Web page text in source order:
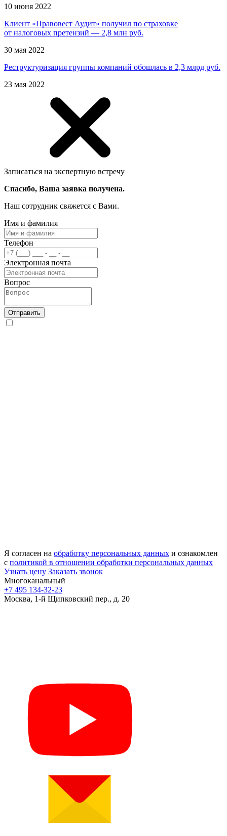
10 июня 2022
Клиент «Правовест Аудит» получил по страховке
от налоговых претензий — 2,8 млн руб.
30 мая 2022
Реструктуризация группы компаний обошлась в 2,3 млрд руб.
23 мая 2022
Записаться на экспертную встречу
Спасибо, Ваша заявка получена.
Наш сотрудник свяжется с Вами.
Имя и фамилия
Телефон
Электронная почта
Вопрос
Отправить
Я согласен на обработку персональных данных и ознакомлен
с политикой в отношении обработки персональных данных
Узнать цену Заказать звонок
Многоканальный
+7 495 134-32-23
Москва, 1-й Щипковский пер., д. 20